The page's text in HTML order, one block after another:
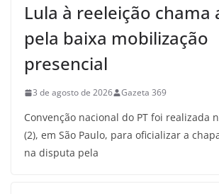
Lula à reeleição chama
pela baixa mobilização
presencial
3 de agosto de 2026 Gazeta 369
Convenção nacional do PT foi realizada
(2), em São Paulo, para oficializar a
na disputa pela